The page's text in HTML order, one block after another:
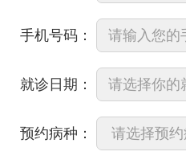
手机号码：
就诊日期：
预约病种：